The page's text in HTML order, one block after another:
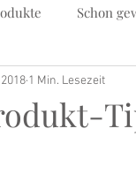
Schon
1 Min. Lesezeit